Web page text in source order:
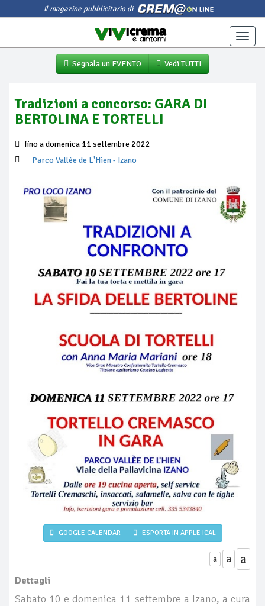
il magazine pubblicitario di
Toggle
Segnala un EVENTO
Vedi TUTTI
Tradizioni a concorso: GARA DI
BERTOLINA E TORTELLI
fino a domenica 11 settembre 2022
Parco Vallèe de L'Hien- Izano
GOOGLE CALENDAR ESPORTA IN APPLE ICAL
a a a
Dettagli
Sabato 10 e domenica 11 settembre a Izano, a cura